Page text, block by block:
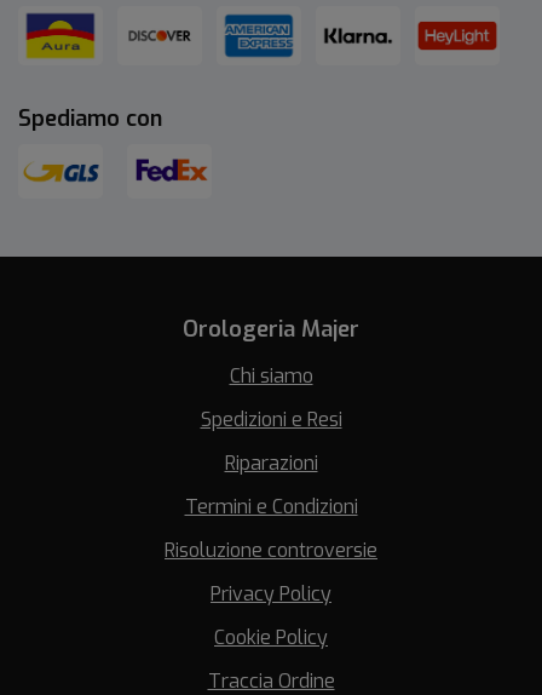
Spediamo con
Orologeria Majer
Chi siamo
Spedizioni e Resi
Riparazioni
Termini e Condizioni
Risoluzione controversie
Privacy Policy
Cookie Policy
Traccia Ordine